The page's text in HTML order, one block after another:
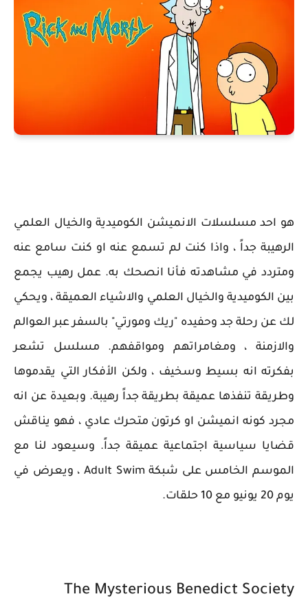
هو احد مسلسلات الانميشن الكوميدية والخيال العلمي
الرهيبة جداً ، واذا كنت لم تسمع عنه او كنت سامع عنه
ومتردد في مشاهدته فأنا انصحك به. عمل رهيب يجمع
بين الكوميدية والخيال العلمي والاشياء العميقة ، ويحكي
لك عن رحلة جد وحفيده "ريك ومورتي" بالسفر عبر العوالم
والازمنة ، ومغامراتهم ومواقفهم. مسلسل تشعر
بفكرته انه بسيط وسخيف ، ولكن الأفكار التي يقدموها
وطريقة تنفذها عميقة بطريقة جداً رهيبة. وبعيدة عن انه
مجرد كونه انميشن او كرتون متحرك عادي ، فهو يناقش
قضايا سياسية اجتماعية عميقة جداً. وسيعود لنا مع
الموسم الخامس على شبكة Adult Swim ، ويعرض في
يوم 20 يونيو مع 10 حلقات.
The Mysterious Benedict Society